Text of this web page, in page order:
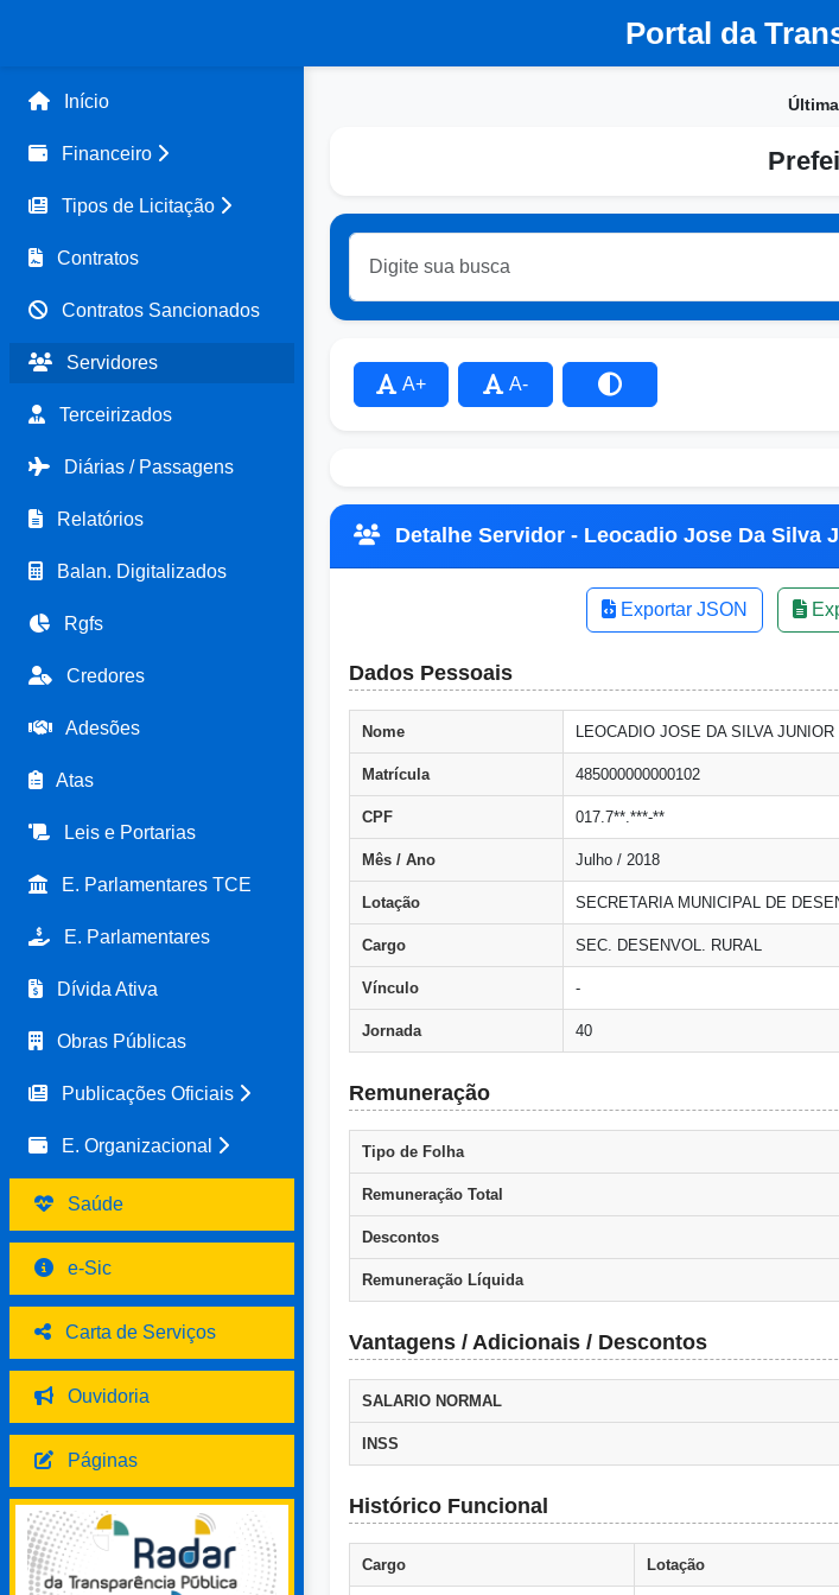
Portal da
Início
Financeiro
Tipos de Licitação
Contratos
Contratos Sancionados
Servidores
Terceirizados
Diárias / Passagens
Relatórios
Balan. Digitalizados
Rgfs
Credores
Adesões
Atas
Leis e Portarias
E. Parlamentares TCE
E. Parlamentares
Dívida Ativa
Obras Públicas
Publicações Oficiais
E. Organizacional
Saúde
e-Sic
Carta de Serviços
Ouvidoria
Páginas
A+ A-
Detalhe Servidor - Leocadio Jose Da Silva
Exportar JSON
Dados Pessoais
Nome LEOCADIO JOSE DA SILVA JUNIOR
Matrícula 485000000000102
CPF 017.7**.***-**
Mês / Ano Julho / 2018
Lotação SECRETARIA MUNICIPAL DE
Cargo SEC. DESENVOL. RURAL
Vínculo -
Jornada 40
Remuneração
Tipo de Folha
Remuneração Total
Descontos
Remuneração Líquida
Vantagens / Adicionais / Descontos
SALARIO NORMAL
INSS
Histórico Funcional
Cargo Lotação